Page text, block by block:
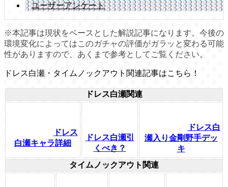
ユーザーアンケート
※本記事は現状をベースとした解説記事になります。今後の
環境変化によってはこのガチャの評価がガラッと変わる可能
性がありますので、あくまで参考としてご覧ください。
ドレス白瀬・タイムノックアウト関連記事はこちら！
ドレス白瀬関連
ドレス
白瀬キャラ詳細
ドレス白瀬引
くべき？
ドレス白
瀬入り金剛野手デッ
キ
タイムノックアウト関連